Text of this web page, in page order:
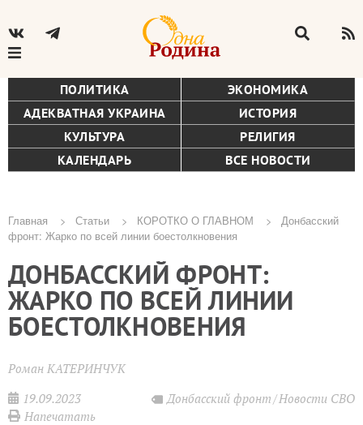
ПОЛИТИКА
ЭКОНОМИКА
АДЕКВАТНАЯ УКРАИНА
ИСТОРИЯ
КУЛЬТУРА
РЕЛИГИЯ
КАЛЕНДАРЬ
ВСЕ НОВОСТИ
Строка
навигации
Главная Статьи КОРОТКО О ГЛАВНОМ
Донбасский
фронт: Жарко по всей линии боестолкновения
ДОНБАССКИЙ ФРОНТ:
ЖАРКО ПО ВСЕЙ ЛИНИИ
БОЕСТОЛКНОВЕНИЯ
Роман КАТЕРИНЧУК
19.09.2023
Донбасский фронт Новости СВО
Напечатать